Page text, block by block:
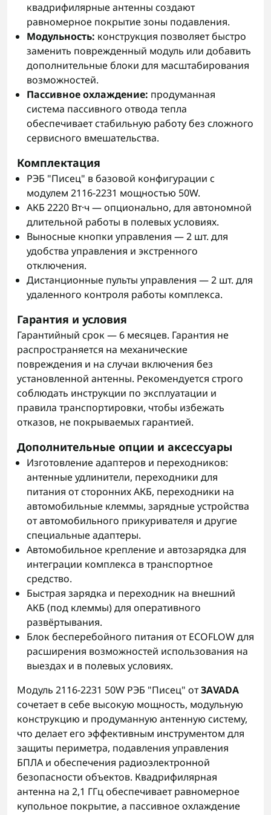
квадрифилярные антенны создают
равномерное покрытие зоны подавления.
Модульность: конструкция позволяет быстро
заменить поврежденный модуль или добавить
дополнительные блоки для масштабирования
возможностей.
Пассивное охлаждение: продуманная
система пассивного отвода тепла
обеспечивает стабильную работу без сложного
сервисного вмешательства.
Комплектация
РЭБ "Писец" в базовой конфигурации с
модулем 2116-2231 мощностью 50W.
АКБ 2220 Вт·ч — опционально, для автономной
длительной работы в полевых условиях.
Выносные кнопки управления — 2 шт. для
удобства управления и экстренного
отключения.
Дистанционные пульты управления — 2 шт. для
удаленного контроля работы комплекса.
Гарантия и условия
Гарантийный срок — 6 месяцев. Гарантия не
распространяется на механические
повреждения и на случаи включения без
установленной антенны. Рекомендуется строго
соблюдать инструкции по эксплуатации и
правила транспортировки, чтобы избежать
отказов, не покрываемых гарантией.
Дополнительные опции и аксессуары
Изготовление адаптеров и переходников:
антенные удлинители, переходники для
питания от сторонних АКБ, переходники на
автомобильные клеммы, зарядные устройства
от автомобильного прикуривателя и другие
специальные адаптеры.
Автомобильное крепление и автозарядка для
интеграции комплекса в транспортное
средство.
Быстрая зарядка и переходник на внешний
АКБ (под клеммы) для оперативного
развёртывания.
Блок бесперебойного питания от ECOFLOW для
расширения возможностей использования на
выездах и в полевых условиях.
Модуль 2116-2231 50W РЭБ "Писец" отЗАVADA
сочетает в себе высокую мощность, модульную
конструкцию и продуманную антенную систему,
что делает его эффективным инструментом для
защиты периметра, подавления управления
БПЛА и обеспечения радиоэлектронной
безопасности объектов. Квадрифилярная
антенна на 2,1 ГГц обеспечивает равномерное
купольное покрытие, а пассивное охлаждение